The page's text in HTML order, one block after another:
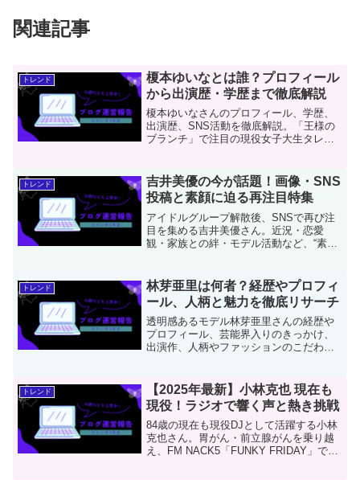
関連記事
トレンド
榎本ゆいなとは誰？プロフィール
から出演歴・学歴まで徹底解説
榎本ゆいなさんのプロフィール、学歴、
出演歴、SNS活動を徹底解説。「王様の
ブランチ」で注目の現役女子大生タレン
トレンド
吉井美優の今が話題！画像・SNS
投稿と素顔に迫る再注目特集
アイドルグループ解散後、SNSで再び注
目を集める吉井美優さん。近況・恋愛
観・家族との絆・モデル活動など、“素顔
トレンド
林芽亜里は何者？経歴やプロフィ
ール、人柄と魅力を徹底リサーチ
透明感あるモデル林芽亜里さんの経歴や
プロフィール、芸能界入りのきっかけ、
出演作、人柄やファッションのこだわり
トレンド
【2025年最新】小林克也 現在も
現役！ラジオで響く声と熱き挑戦
84歳の現在も現役DJとして活躍する小林
克也さん。胃がん・前立腺がんを乗り越
え、FM NACK5「FUNKY FRIDAY」で週